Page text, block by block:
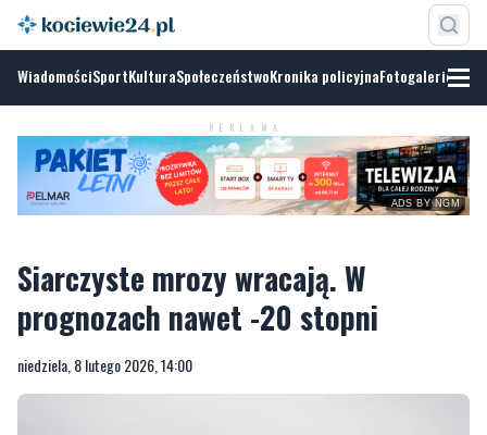
WiadomościSportKulturaSpołeczeństwoKronika policyjnaFotogalerie
REKLAMA
NGM
Siarczyste mrozy wracają. W
niedziela, 8 lutego 2026, 14:00